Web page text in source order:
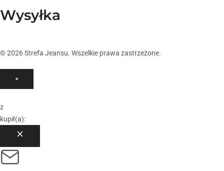
Wysyłka
© 2026 Strefa Jeansu. Wszelkie prawa zastrzeżone.
×
z
kupił(a):